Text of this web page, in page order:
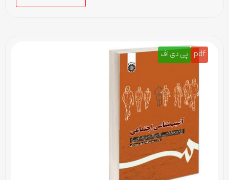
pdf پی دی اف